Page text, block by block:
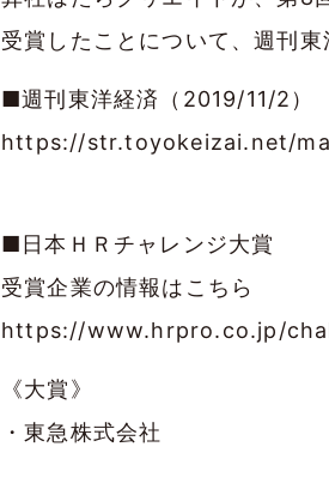
受賞したことについて、週刊
■週刊東洋経済（2019/11/2）
https://str.toyokeizai.net/
■日本ＨＲチャレンジ大賞
受賞企業の情報はこちら
https://www.hrpro.co.jp/
《大賞》
・東急株式会社